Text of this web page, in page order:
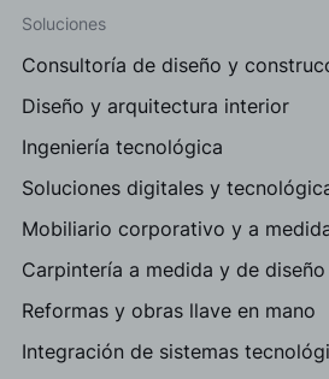
Soluciones
Consultoría de diseño y
Diseño y arquitectura interior
Ingeniería tecnológica
Soluciones digitales y
Mobiliario corporativo y a
Carpintería a medida y de diseño
Reformas y obras llave en mano
Integración de sistemas